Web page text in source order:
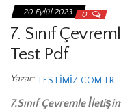
20 Eylül 2023 0
7. Sınıf
Test Pdf
Yazar: TESTIMIZ.COM.TR
7.Sınıf Çevremle